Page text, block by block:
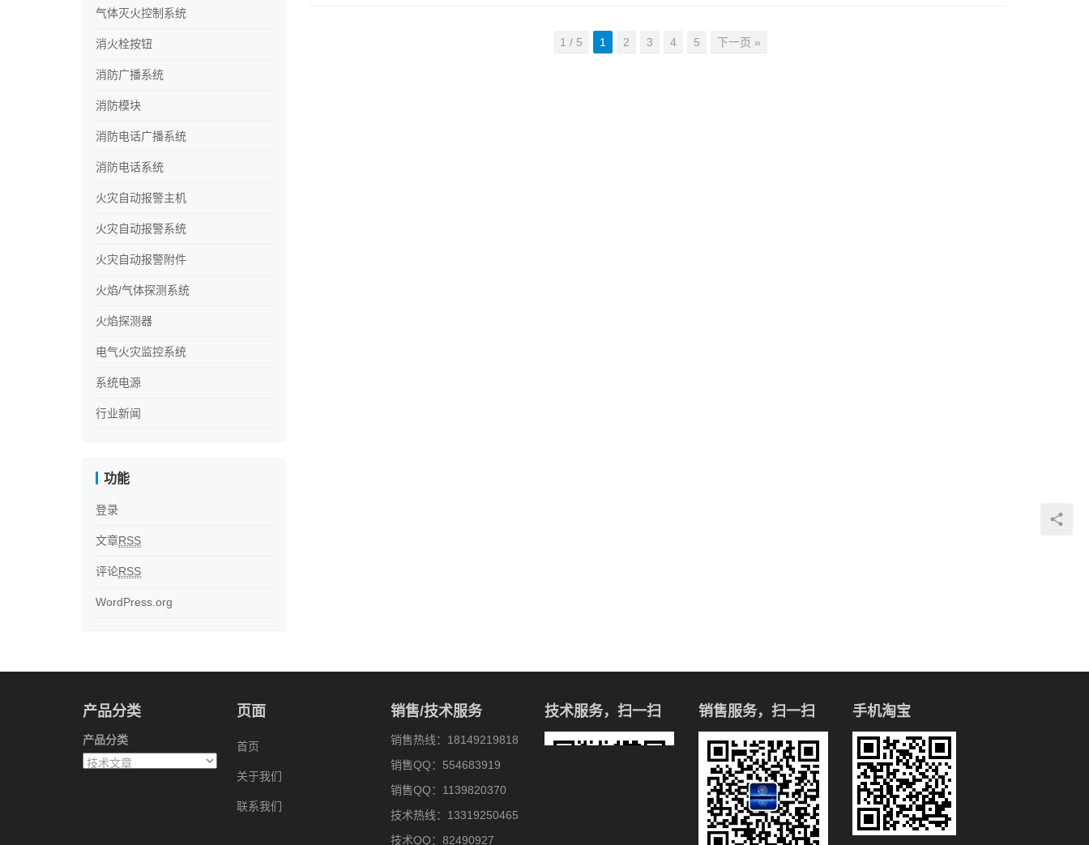
1 / 5 1 2 3 4 5 下一页 »
气体灭火控制系统
消火栓按钮
消防广播系统
消防模块
消防电话广播系统
消防电话系统
火灾自动报警主机
火灾自动报警系统
火灾自动报警附件
火焰/气体探测系统
火焰探测器
电气火灾监控系统
系统电源
行业新闻
功能
登录
文章RSS
评论RSS
WordPress.org
产品分类
产品分类
页面
首页
关于我们
联系我们
销售/技术服务
销售热线：18149219818
销售QQ：554683919
销售QQ：1139820370
技术热线：13319250465
技术QQ：82490927
技术服务，扫一扫 销售服务，扫一扫 手机淘宝